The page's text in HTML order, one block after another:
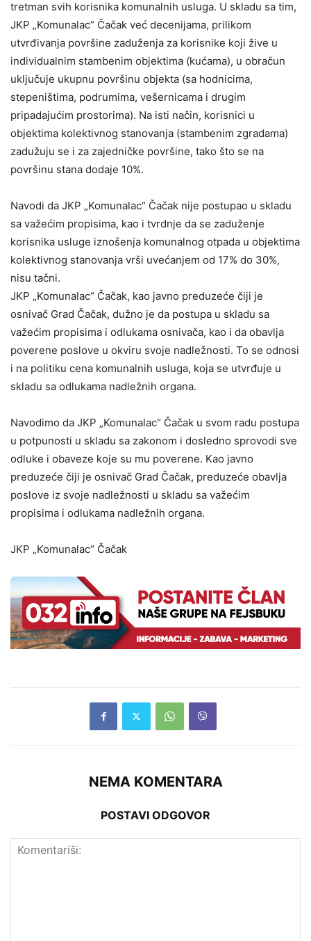
tretman svih korisnika komunalnih usluga. U skladu sa tim,
JKP „Komunalac“ Čačak već decenijama, prilikom
utvrđivanja površine zaduženja za korisnike koji žive u
individualnim stambenim objektima (kućama), u obračun
uključuje ukupnu površinu objekta (sa hodnicima,
stepeništima, podrumima, vešernicama i drugim
pripadajućim prostorima). Na isti način, korisnici u
objektima kolektivnog stanovanja (stambenim zgradama)
zadužuju se i za zajedničke površine, tako što se na
površinu stana dodaje 10%.
Navodi da JKP „Komunalac“ Čačak nije postupao u skladu
sa važećim propisima, kao i tvrdnje da se zaduženje
korisnika usluge iznošenja komunalnog otpada u objektima
kolektivnog stanovanja vrši uvećanjem od 17% do 30%,
nisu tačni.
JKP „Komunalac“ Čačak, kao javno preduzeće čiji je
osnivač Grad Čačak, dužno je da postupa u skladu sa
važećim propisima i odlukama osnivača, kao i da obavlja
poverene poslove u okviru svoje nadležnosti. To se odnosi
i na politiku cena komunalnih usluga, koja se utvrđuje u
skladu sa odlukama nadležnih organa.
Navodimo da JKP „Komunalac“ Čačak u svom radu postupa
u potpunosti u skladu sa zakonom i dosledno sprovodi sve
odluke i obaveze koje su mu poverene. Kao javno
preduzeće čiji je osnivač Grad Čačak, preduzeće obavlja
poslove iz svoje nadležnosti u skladu sa važećim
propisima i odlukama nadležnih organa.
JKP „Komunalac“ Čačak
NEMA KOMENTARA
POSTAVI ODGOVOR